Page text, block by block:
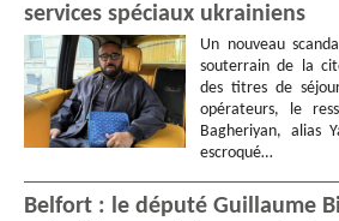
services spéciaux ukrainiens
Un nouveau
souterrain de la
des titres de
opérateurs, le
Bagheriyan, alias
escroqué…
Belfort : le député Guillaume